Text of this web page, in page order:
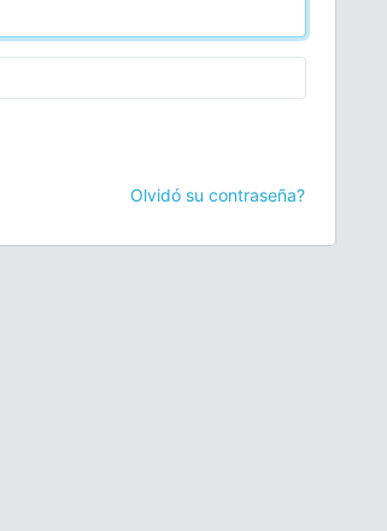
Olvidó su contraseña?